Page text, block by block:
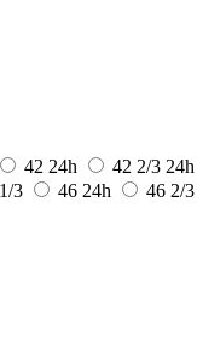
42 24h 42 2/3 24h
3 46 24h
46 2/3